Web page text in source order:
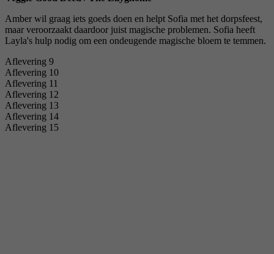
Amber wil graag iets goeds doen en helpt Sofia met het dorpsfeest,
maar veroorzaakt daardoor juist magische problemen. Sofia heeft
Layla's hulp nodig om een ​​ondeugende magische bloem te temmen.
Aflevering 9
Aflevering 10
Aflevering 11
Aflevering 12
Aflevering 13
Aflevering 14
Aflevering 15